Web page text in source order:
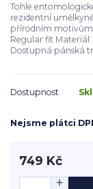
Tohle
rezidentní
přírodním
Regular fit
Dostupná pánská
Dostupnost
Nejsme plátci
749 Kč